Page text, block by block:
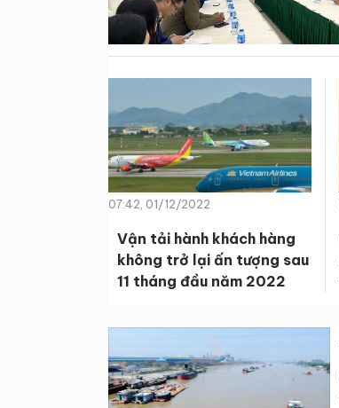
07:42, 01/12/2022
Vận tải hành khách hàng
không trở lại ấn tượng sau
11 tháng đầu năm 2022